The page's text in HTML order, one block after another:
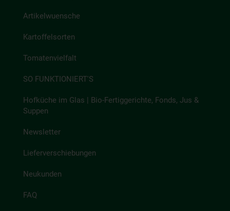
Artikelwuensche
Kartoffelsorten
Tomatenvielfalt
SO FUNKTIONIERT'S
Hofküche im Glas | Bio-Fertiggerichte, Fonds, Jus &
Suppen
Newsletter
Lieferverschiebungen
Neukunden
FAQ